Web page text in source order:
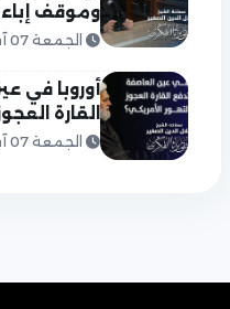
وموقف إباء
الجمعة 07 آب 2026
أوروبا في
القارة
الجمعة 07 آب 2026